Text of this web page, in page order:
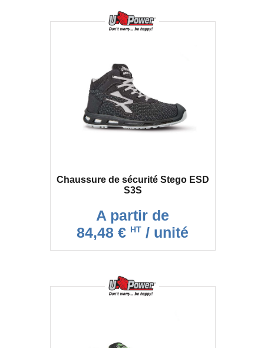
Chaussure de sécurité Stego ESD
S3S
A partir de
84,48 € HT / unité